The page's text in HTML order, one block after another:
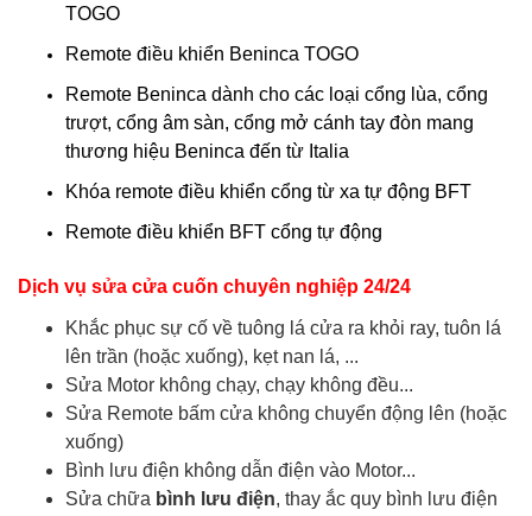
TOGO
Remote điều khiển Beninca TOGO
Remote Beninca dành cho các loại cổng lùa, cổng
trượt, cổng âm sàn, cổng mở cánh tay đòn mang
thương hiệu Beninca đến từ Italia
Khóa remote điều khiển cổng từ xa tự động BFT
Remote điều khiển BFT cổng tự động
Dịch vụ sửa cửa cuốn chuyên nghiệp 24/24
Khắc phục sự cố về tuông lá cửa ra khỏi ray, tuôn lá
lên trần (hoặc xuống), kẹt nan lá, ...
Sửa Motor không chạy, chạy không đều...
Sửa Remote bấm cửa không chuyển động lên (hoặc
xuống)
Bình lưu điện không dẫn điện vào Motor...
Sửa chữa bình lưu điện, thay ắc quy bình lưu điện